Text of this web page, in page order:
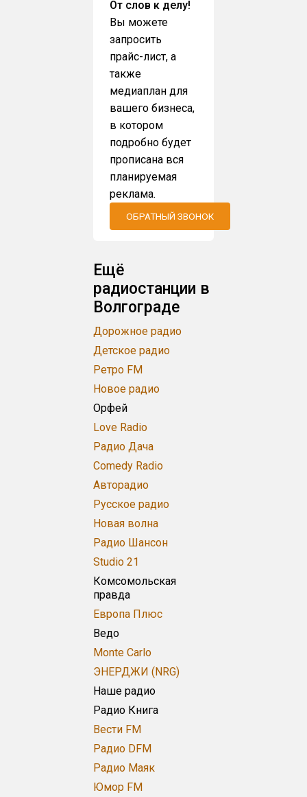
От слов к делу!
Вы можете
запросить
прайс-лист, а
также
медиаплан для
вашего бизнеса,
в котором
подробно будет
прописана вся
планируемая
реклама.
ОБРАТНЫЙ ЗВОНОК
Ещё
радиостанции в
Волгограде
Дорожное радио
Детское радио
Ретро FM
Новое радио
Орфей
Love Radio
Радио Дача
Comedy Radio
Авторадио
Русское радио
Новая волна
Радио Шансон
Studio 21
Комсомольская
правда
Европа Плюс
Ведо
Monte Carlo
ЭНЕРДЖИ (NRG)
Наше радио
Радио Книга
Вести FM
Радио DFM
Радио Маяк
Юмор FM